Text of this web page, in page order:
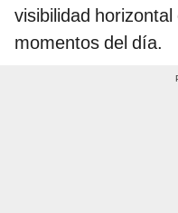
visibilidad
momentos del día.